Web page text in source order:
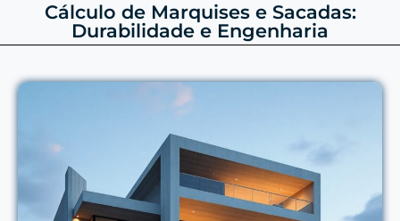
Cálculo de Marquises e Sacadas:
Durabilidade e Engenharia